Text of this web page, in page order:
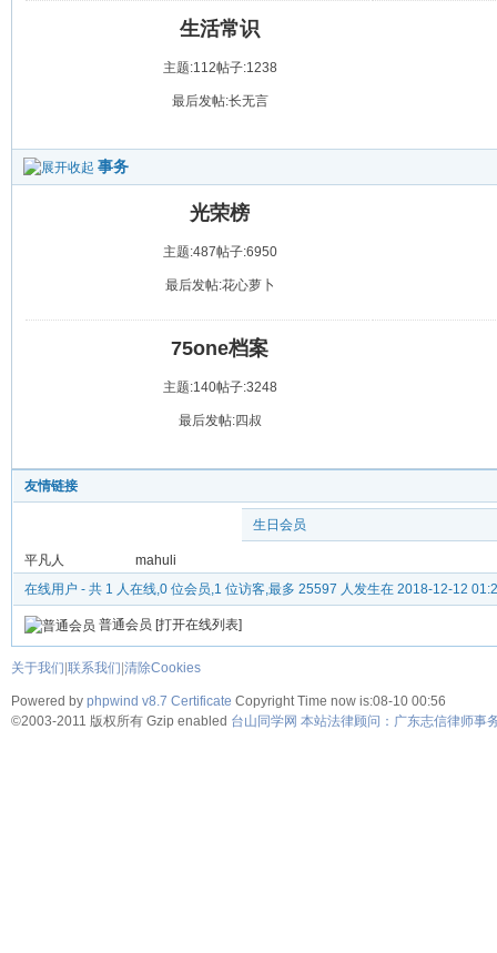
生活常识
主题:112帖子:1238
最后发帖:长无言
事务
光荣榜
主题:487帖子:6950
最后发帖:花心萝卜
75one档案
主题:140帖子:3248
最后发帖:四叔
友情链接
生日会员
平凡人
mahuli
在线用户 - 共 1 人在线,0 位会员,1 位访客,最多 25597 人发生在 2018-12-12
普通会员 [打开在线列表]
关于我们 联系我们 清除Cookies
Powered by phpwind v8.7 Certificate Copyright Time now is:08-10 00:56
©2003-2011 版权所有 Gzip enabled 台山同学网 本站法律顾问：广东志信律师事